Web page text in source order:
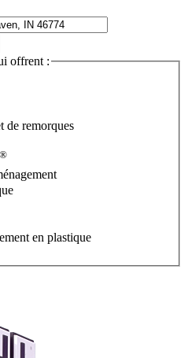
offrent :
de remorques
®
en plastique